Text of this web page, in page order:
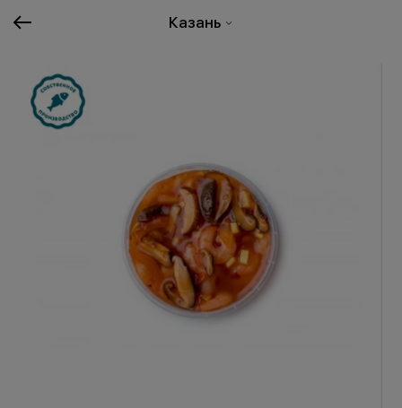
Казань